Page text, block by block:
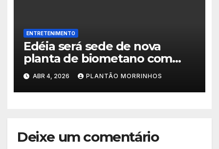
ENTRETENIMENTO
Edéia será sede de nova
planta de biometano com
investimento de R$ 245
milhões
ABR 4, 2026 PLANTÃO MORRINHOS
Deixe um comentário